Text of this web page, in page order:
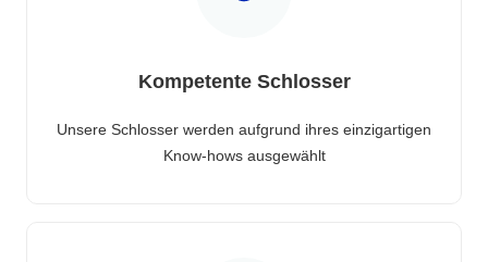
Kompetente Schlosser
Unsere Schlosser werden aufgrund ihres einzigartigen
Know-hows ausgewählt